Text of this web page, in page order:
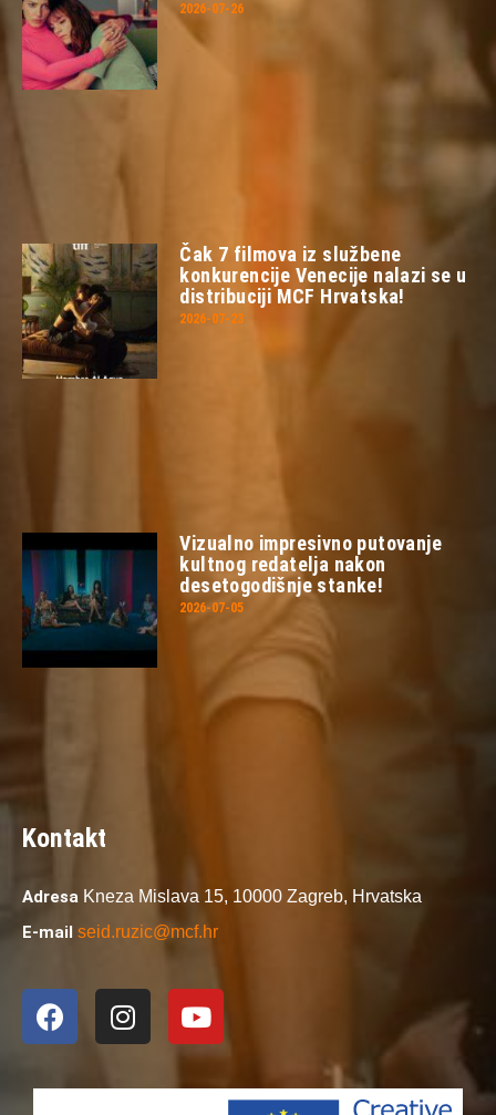
2026-07-26
Čak 7 filmova iz službene
konkurencije Venecije nalazi se u
distribuciji MCF Hrvatska!
2026-07-23
Vizualno impresivno putovanje
kultnog redatelja nakon
desetogodišnje stanke!
2026-07-05
Kontakt
Adresa Kneza Mislava 15, 10000 Zagreb, Hrvatska
E-mail seid.ruzic@mcf.hr